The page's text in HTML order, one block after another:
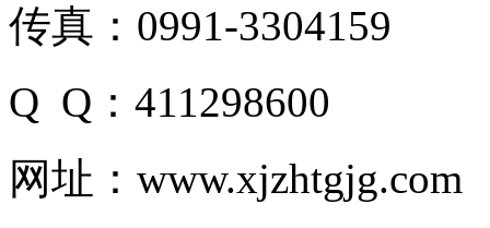
传真：0991-3304159
Q Q：411298600
网址：www.xjzhtgjg.com